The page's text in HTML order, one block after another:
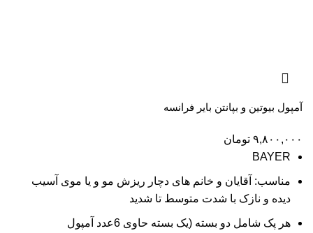
آمپول بیوتین و بپانتن بایر فرانسه
۹,۸۰۰,۰۰۰ تومان
BAYER
مناسب: آقایان و خانم های دچار ریزش مو و یا موی آسیب
دیده و نازک با شدت متوسط تا شدید
هر پک شامل دو بسته (یک بسته حاوی 6عدد آمپول